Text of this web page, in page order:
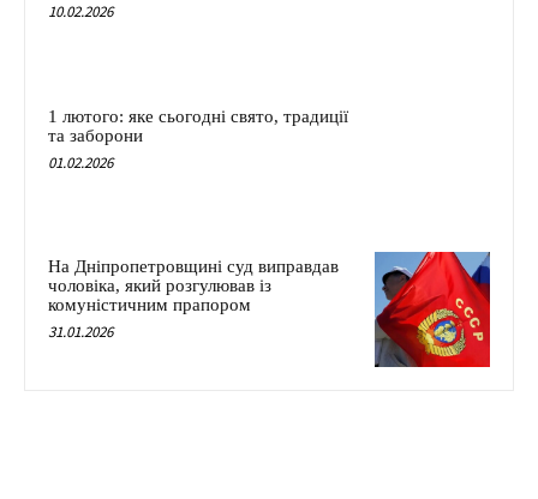
10.02.2026
1 лютого: яке сьогодні свято, традиції
та заборони
01.02.2026
На Дніпропетровщині суд виправдав
чоловіка, який розгулював із
комуністичним прапором
31.01.2026